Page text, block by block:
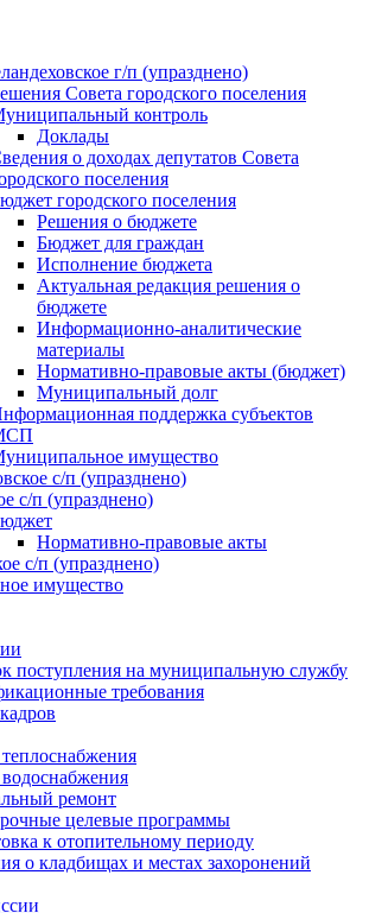
г/п (упразднено)
Совета городского поселения
контроль
Доклады
о доходах депутатов Совета
поселения
городского поселения
Решения о бюджете
Бюджет для граждан
Исполнение бюджета
Актуальная редакция решения о
бюджете
Информационно-аналитические
материалы
Нормативно-правовые акты (бюджет)
Муниципальный долг
поддержка субъектов
имущество
с/п (упразднено)
с/п (упразднено)
Нормативно-правовые акты
с/п (упразднено)
имущество
поступления на муниципальную службу
требования
ремонт
целевые программы
к отопительному периоду
о кладбищах и местах захоронений